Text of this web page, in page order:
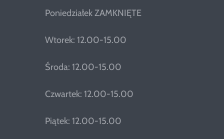
Poniedziałek ZAMKNIĘTE
Wtorek: 12.00-15.00
Środa: 12.00-15.00
Czwartek: 12.00-15.00
Piątek: 12.00-15.00